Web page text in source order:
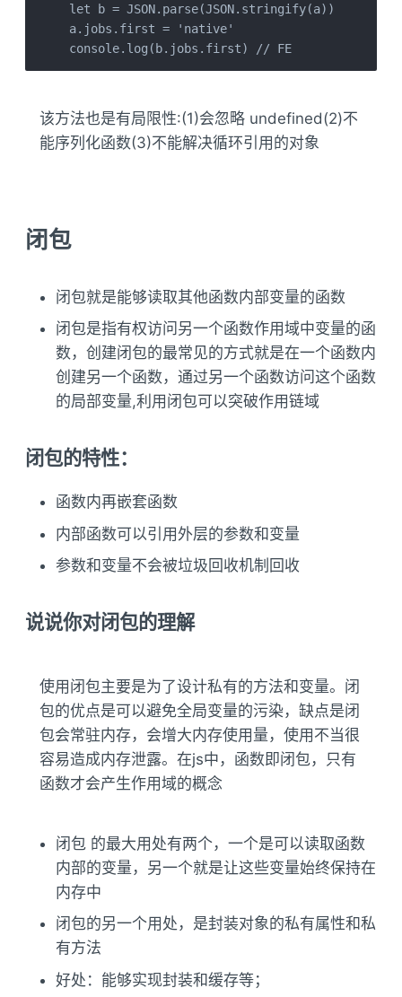
let b = JSON.parse(JSON.stringify(a))
a.jobs.first = 'native'
console.log(b.jobs.first) // FE
该方法也是有局限性:(1)会忽略 undefined(2)不
能序列化函数(3)不能解决循环引用的对象
闭包
闭包就是能够读取其他函数内部变量的函数
闭包是指有权访问另一个函数作用域中变量的函
数，创建闭包的最常见的方式就是在一个函数内
创建另一个函数，通过另一个函数访问这个函数
的局部变量,利用闭包可以突破作用链域
闭包的特性：
函数内再嵌套函数
内部函数可以引用外层的参数和变量
参数和变量不会被垃圾回收机制回收
说说你对闭包的理解
使用闭包主要是为了设计私有的方法和变量。闭
包的优点是可以避免全局变量的污染，缺点是闭
包会常驻内存，会增大内存使用量，使用不当很
容易造成内存泄露。在js中，函数即闭包，只有
函数才会产生作用域的概念
闭包 的最大用处有两个，一个是可以读取函数
内部的变量，另一个就是让这些变量始终保持在
内存中
闭包的另一个用处，是封装对象的私有属性和私
有方法
好处：能够实现封装和缓存等；